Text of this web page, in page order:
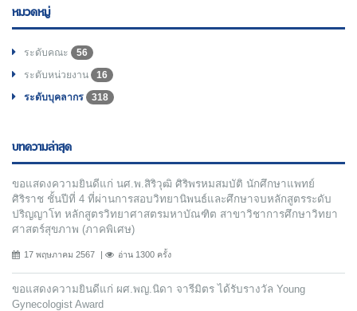
หมวดหมู่
ระดับคณะ
56
ระดับหน่วยงาน
16
ระดับบุคลากร
318
บทความล่าสุด
ขอแสดงความยินดีแก่ นศ.พ.สิริวุฒิ ศิริพรหมสมบัติ นักศึกษาแพทย์
ศิริราช ชั้นปีที่ 4 ที่ผ่านการสอบวิทยานิพนธ์และศึกษาจบหลักสูตรระดับ
ปริญญาโท หลักสูตรวิทยาศาสตรมหาบัณฑิต สาขาวิชาการศึกษาวิทยา
ศาสตร์สุขภาพ (ภาคพิเศษ)
17 พฤษภาคม 2567 อ่าน 1300 ครั้ง
ขอแสดงความยินดีแก่ ผศ.พญ.นิดา จารีมิตร ได้รับรางวัล Young
Gynecologist Award